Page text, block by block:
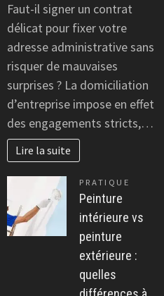
Faut-il signer un contrat
délicat pour fixer votre
adresse administrative sans
risquer de mauvaises
surprises ? La domiciliation
d’entreprise impose en effet
des engagements stricts,…
Lire la suite
PRATIQUE
Peinture
intérieure vs
peinture
extérieure :
quelles